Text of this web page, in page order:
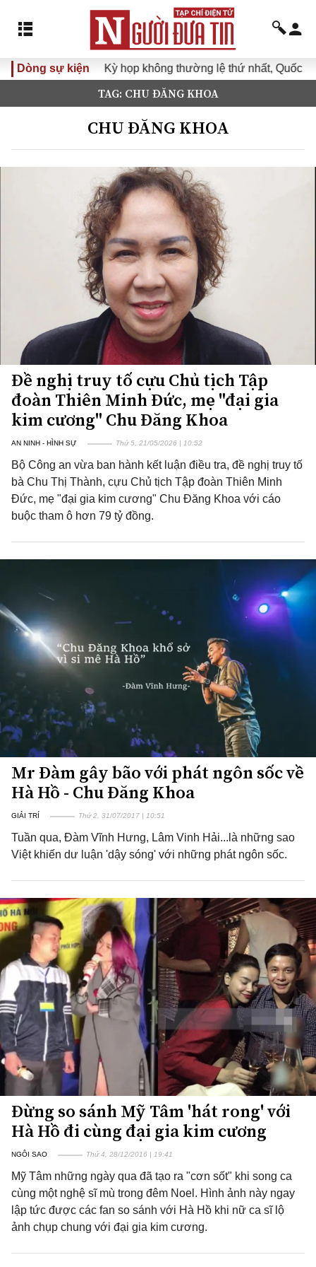
Dòng sự kiệnKỳ họp không thường lệ thứ nhất, Quốc hội
TAG: CHU ĐĂNG KHOA
CHU ĐĂNG KHOA
Đề nghị truy tố cựu Chủ tịch Tập
đoàn Thiên Minh Đức, mẹ "đại gia
kim cương" Chu Đăng Khoa
AN NINH - HÌNH SỰ Thứ 5, 21/05/2026 | 10:52
Bộ Công an vừa ban hành kết luận điều tra, đề nghị truy tố
bà Chu Thị Thành, cựu Chủ tịch Tập đoàn Thiên Minh
Đức, mẹ "đại gia kim cương" Chu Đăng Khoa với cáo
buộc tham ô hơn 79 tỷ đồng.
Mr Đàm gây bão với phát ngôn sốc về
Hà Hồ - Chu Đăng Khoa
GIẢI TRÍ Thứ 2, 31/07/2017 | 10:51
Tuần qua, Đàm Vĩnh Hưng, Lâm Vinh Hải...là những sao
Việt khiến dư luận 'dậy sóng' với những phát ngôn sốc.
Đừng so sánh Mỹ Tâm 'hát rong' với
Hà Hồ đi cùng đại gia kim cương
NGÔI SAO Thứ 4, 28/12/2016 | 19:41
Mỹ Tâm những ngày qua đã tạo ra "cơn sốt" khi song ca
cùng một nghệ sĩ mù trong đêm Noel. Hình ảnh này ngay
lập tức được các fan so sánh với Hà Hồ khi nữ ca sĩ lộ
ảnh chụp chung với đại gia kim cương.